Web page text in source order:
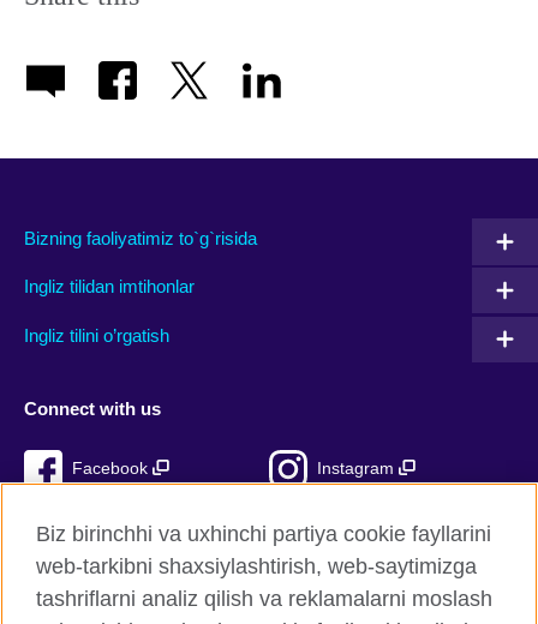
Bizning faoliyatimiz to`g`risida
Ingliz tilidan imtihonlar
Ingliz tilini o’rgatish
Connect with us
Facebook Instagram
Biz birinchhi va uxhinchi partiya cookie fayllarini
web-tarkibni shaxsiylashtirish, web-saytimizga
tashriflarni analiz qilish va reklamalarni moslash